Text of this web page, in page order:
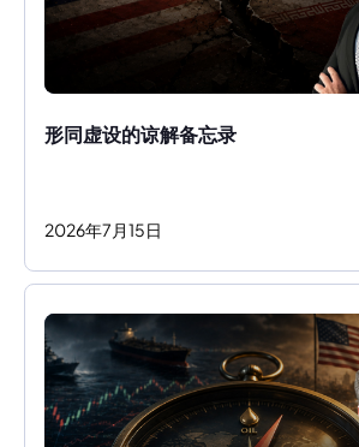
形同虚设的谅解备忘录
2026年7 月15日